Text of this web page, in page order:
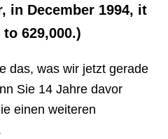
in December 1994, it
629,000.)
das, was wir jetzt gerade
Sie 14 Jahre davor
einen weiteren